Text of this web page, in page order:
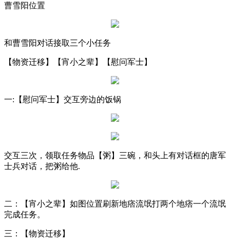
曹雪阳位置
和曹雪阳对话接取三个小任务
【物资迁移】【宵小之辈】【慰问军士】
一:【慰问军士】交互旁边的饭锅
交互三次，领取任务物品【粥】三碗，和头上有对话框的唐军
士兵对话，把粥给他.
二：【宵小之辈】如图位置刷新地痞流氓打两个地痞一个流氓
完成任务。
三：【物资迁移】